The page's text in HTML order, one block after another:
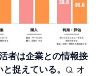
者は企業との情報接
捉えている。 Q. オ